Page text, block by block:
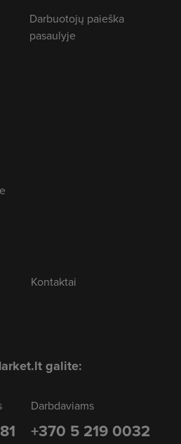
Darbuotojų paieška
pasaulyje
Kontaktai
galite:
Darbdaviams
+370 5 219 0032